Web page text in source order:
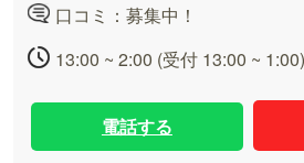
口コミ：募集中！
13:00 ~ 2:00 (受付 13:00 ~ 1:00)
電話する